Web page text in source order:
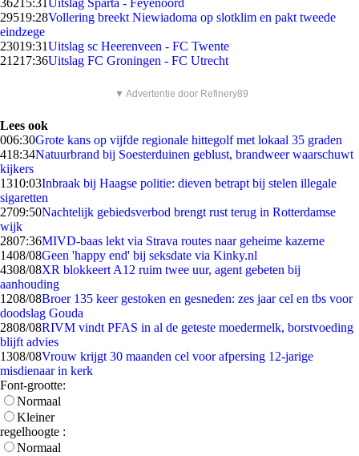
36215:31Uitslag Sparta - Feyenoord
29519:28Vollering breekt Niewiadoma op slotklim en pakt tweede
eindzege
23019:31Uitslag sc Heerenveen - FC Twente
21217:36Uitslag FC Groningen - FC Utrecht
▼ Advertentie door Refinery89
Lees ook
006:30Grote kans op vijfde regionale hittegolf met lokaal 35 graden
418:34Natuurbrand bij Soesterduinen geblust, brandweer waarschuwt
kijkers
1310:03Inbraak bij Haagse politie: dieven betrapt bij stelen illegale
sigaretten
2709:50Nachtelijk gebiedsverbod brengt rust terug in Rotterdamse
wijk
2807:36MIVD-baas lekt via Strava routes naar geheime kazerne
1408/08Geen 'happy end' bij seksdate via Kinky.nl
4308/08XR blokkeert A12 ruim twee uur, agent gebeten bij
aanhouding
1208/08Broer 135 keer gestoken en gesneden: zes jaar cel en tbs voor
doodslag Gouda
2808/08RIVM vindt PFAS in al de geteste moedermelk, borstvoeding
blijft advies
1308/08Vrouw krijgt 30 maanden cel voor afpersing 12-jarige
misdienaar in kerk
Font-grootte:
Normaal
Kleiner
regelhoogte :
Normaal